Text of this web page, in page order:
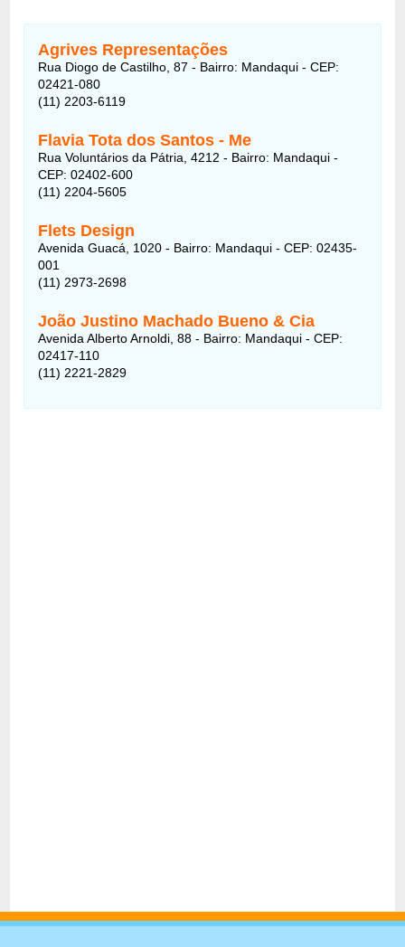
Agrives Representações
Rua Diogo de Castilho, 87 - Bairro: Mandaqui - CEP:
02421-080
(11) 2203-6119
Flavia Tota dos Santos - Me
Rua Voluntários da Pátria, 4212 - Bairro: Mandaqui -
CEP: 02402-600
(11) 2204-5605
Flets Design
Avenida Guacá, 1020 - Bairro: Mandaqui - CEP: 02435-
001
(11) 2973-2698
João Justino Machado Bueno & Cia
Avenida Alberto Arnoldi, 88 - Bairro: Mandaqui - CEP:
02417-110
(11) 2221-2829